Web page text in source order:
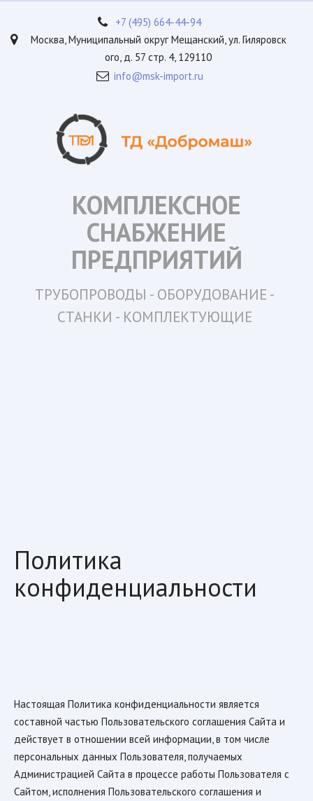
+7 (495) 664-44-94
Москва Муниципальный округ Мещанский, ул. Гиляровск
ого, д. 57 стр. 4, 129110
info@msk-import.ru
КОМПЛЕКСНОЕ
СНАБЖЕНИЕ
ПРЕДПРИЯТИЙ
ТРУБОПРОВОДЫ - ОБОРУДОВАНИЕ -
СТАНКИ - КОМПЛЕКТУЮЩИЕ
Политика
конфиденциальности
Настоящая Политика конфиденциальности является
составной частью Пользовательского соглашения Сайта и
действует в отношении всей информации, в том числе
персональных данных Пользователя, получаемых
Администрацией Сайта в процессе работы Пользователя с
Сайтом, исполнения Пользовательского соглашения и